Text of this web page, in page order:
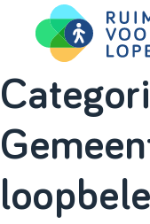
Skip
to
content